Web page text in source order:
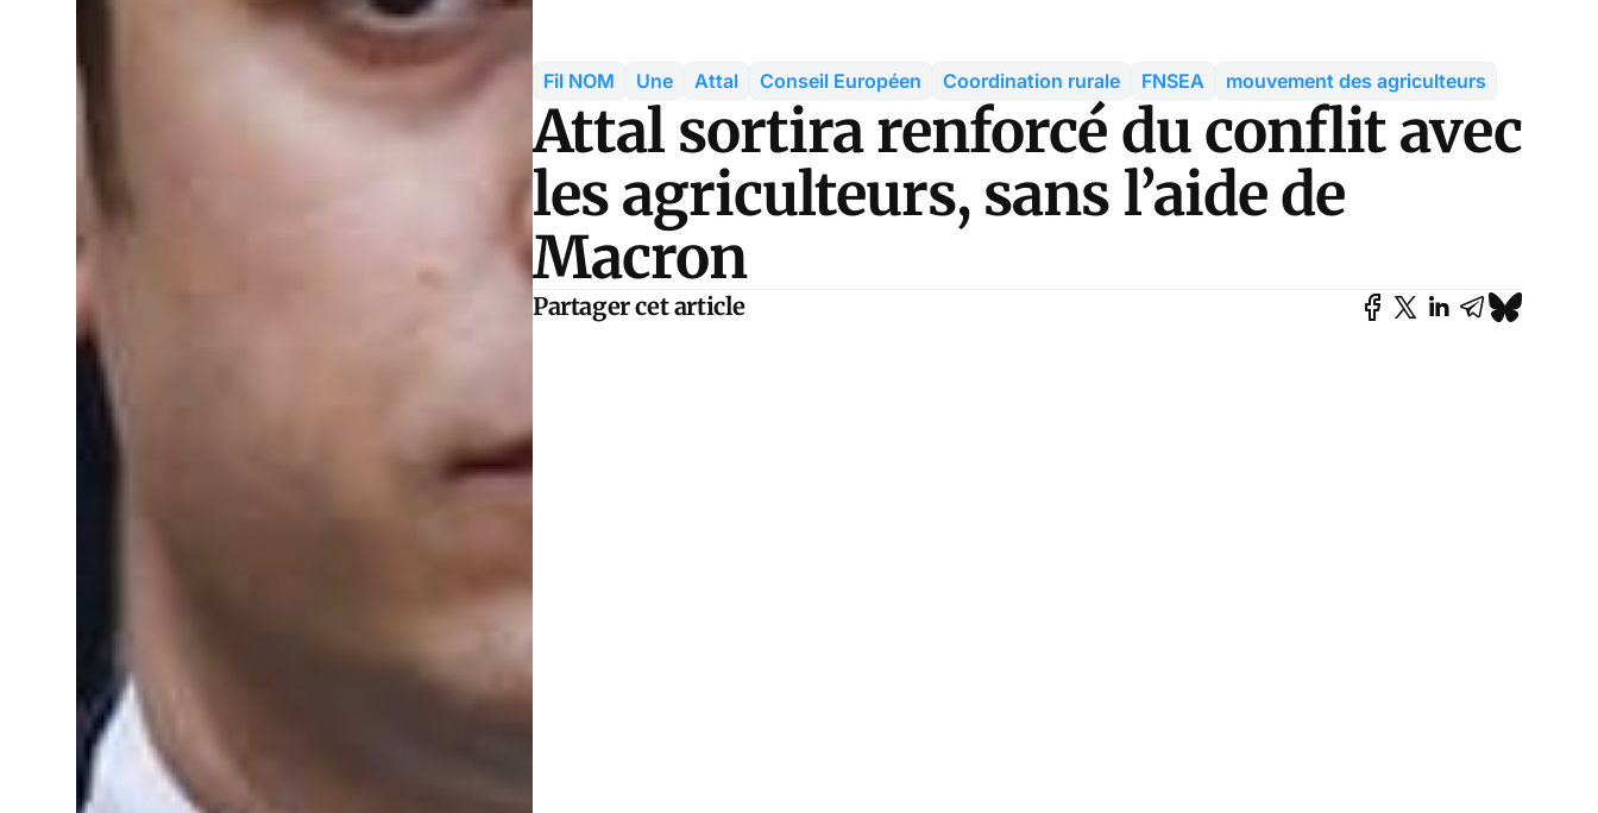
Fil NOM Une Attal Conseil Européen Coordination rurale FNSEA mouvement des agriculteurs
Attal sortira renforcé du conflit avec
les agriculteurs, sans l’aide de
Macron
Partager cet article